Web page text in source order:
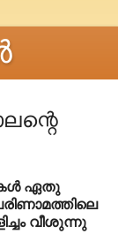
ഏതു
വീശുന്നു